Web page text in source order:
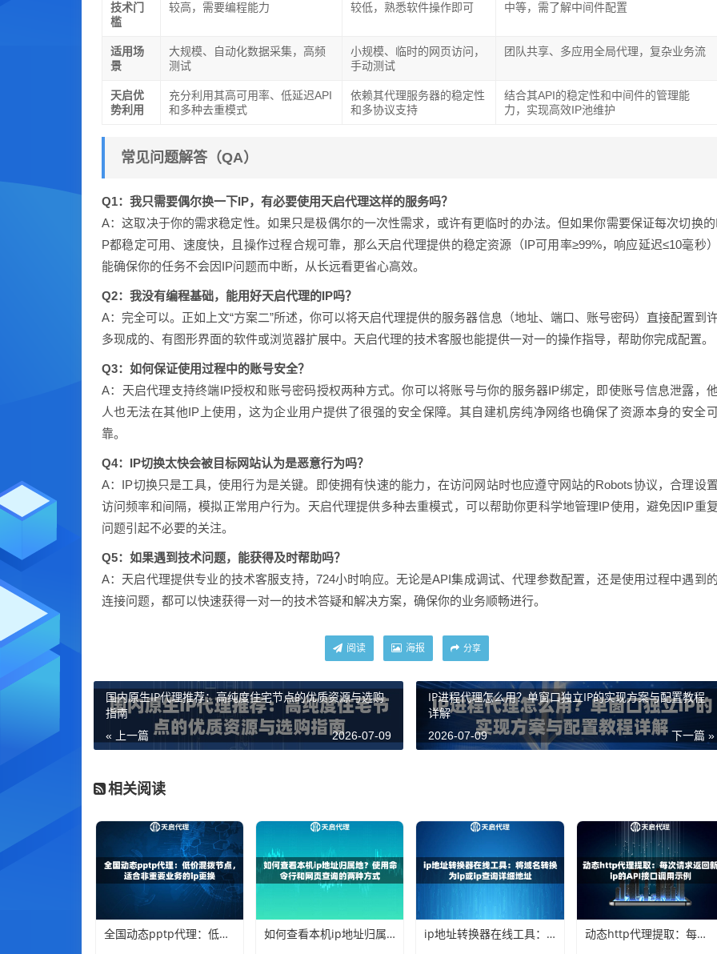
技术门
槛
较高，需要编程能力 较低，熟悉软件操作即可 中等，需了解中间件配置
适用场
景
大规模、自动化数据采集，高频
测试
小规模、临时的网页访问，
手动测试
团队共享、多应用全局代理，复杂业务流
天启优
势利用
充分利用其高可用率、低延迟API
和多种去重模式
依赖其代理服务器的稳定性
和多协议支持
结合其API的稳定性和中间件的管理能
力，实现高效IP池维护
常见问题解答（QA）
Q1：我只需要偶尔换一下IP，有必要使用天启代理这样的服务吗？
A：这取决于你的需求稳定性。如果只是极偶尔的一次性需求，或许有更临时的办法。但如果你需要保证每次切换
P都稳定可用、速度快，且操作过程合规可靠，那么天启代理提供的稳定资源（IP可用率≥99%，响应延迟≤10毫秒
能确保你的任务不会因IP问题而中断，从长远看更省心高效。
Q2：我没有编程基础，能用好天启代理的IP吗？
A：完全可以。正如上文“方案二”所述，你可以将天启代理提供的服务器信息（地址、端口、账号密码）直接配置到
多现成的、有图形界面的软件或浏览器扩展中。天启代理的技术客服也能提供一对一的操作指导，帮助你完成配置。
Q3：如何保证使用过程中的账号安全？
A：天启代理支持终端IP授权和账号密码授权两种方式。你可以将账号与你的服务器IP绑定，即使账号信息泄露，
人也无法在其他IP上使用，这为企业用户提供了很强的安全保障。其自建机房纯净网络也确保了资源本身的安全
靠。
Q4：IP切换太快会被目标网站认为是恶意行为吗？
A：IP切换只是工具，使用行为是关键。即使拥有快速的能力，在访问网站时也应遵守网站的Robots协议，合理设
访问频率和间隔，模拟正常用户行为。天启代理提供多种去重模式，可以帮助你更科学地管理IP使用，避免因IP重
问题引起不必要的关注。
Q5：如果遇到技术问题，能获得及时帮助吗？
A：天启代理提供专业的技术客服支持，724小时响应。无论是API集成调试、代理参数配置，还是使用过程中遇到
连接问题，都可以快速获得一对一的技术答疑和解决方案，确保你的业务顺畅进行。
阅读 海报 分享
国内原生IP代理推荐：高纯度住宅节点的优质资源与选购
指南
« 上一篇 2026-07-09
IP进程代理怎么用？单窗口独立IP的实现方案与配置教程
详解
下一篇 »
2026-07-09
相关阅读
全国动态pptp代理：低价混拨节点，适合非重要业务的ip更换 如何查看本机ip地址归属地？使用命令行和网页查询的两种方式 ip地址转换器在线工具：将域名转换为ip或ip查询详细地址 动态http代理提取：每次请求返回新ip的API接口调用示例